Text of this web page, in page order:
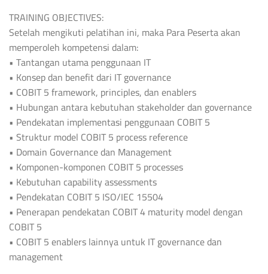
TRAINING OBJECTIVES:
Setelah mengikuti pelatihan ini, maka Para Peserta akan
memperoleh kompetensi dalam:
• Tantangan utama penggunaan IT
• Konsep dan benefit dari IT governance
• COBIT 5 framework, principles, dan enablers
• Hubungan antara kebutuhan stakeholder dan governance
• Pendekatan implementasi penggunaan COBIT 5
• Struktur model COBIT 5 process reference
• Domain Governance dan Management
• Komponen-komponen COBIT 5 processes
• Kebutuhan capability assessments
• Pendekatan COBIT 5 ISO/IEC 15504
• Penerapan pendekatan COBIT 4 maturity model dengan
COBIT 5
• COBIT 5 enablers lainnya untuk IT governance dan
management